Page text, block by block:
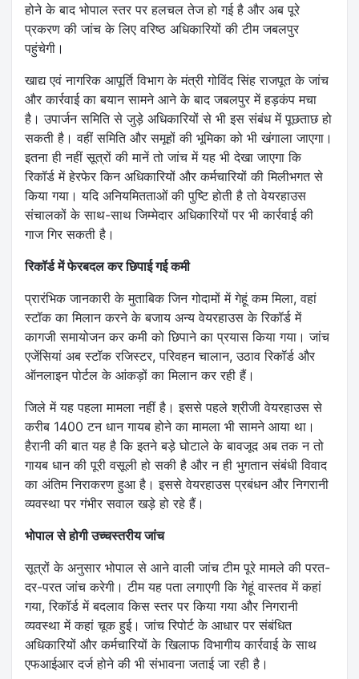
होने के बाद भोपाल स्तर पर हलचल तेज हो गई है और अब पूरे
प्रकरण की जांच के लिए वरिष्ठ अधिकारियों की टीम जबलपुर
पहुंचेगी।
खाद्य एवं नागरिक आपूर्ति विभाग के मंत्री गोविंद सिंह राजपूत के जांच
और कार्रवाई का बयान सामने आने के बाद जबलपुर में हड़कंप मचा
है। उपार्जन समिति से जुड़े अधिकारियों से भी इस संबंध में पूछताछ हो
सकती है। वहीं समिति और समूहों की भूमिका को भी खंगाला जाएगा।
इतना ही नहीं सूत्रों की मानें तो जांच में यह भी देखा जाएगा कि
रिकॉर्ड में हेरफेर किन अधिकारियों और कर्मचारियों की मिलीभगत से
किया गया। यदि अनियमितताओं की पुष्टि होती है तो वेयरहाउस
संचालकों के साथ-साथ जिम्मेदार अधिकारियों पर भी कार्रवाई की
गाज गिर सकती है।
रिकॉर्ड में फेरबदल कर छिपाई गई कमी
प्रारंभिक जानकारी के मुताबिक जिन गोदामों में गेहूं कम मिला, वहां
स्टॉक का मिलान करने के बजाय अन्य वेयरहाउस के रिकॉर्ड में
कागजी समायोजन कर कमी को छिपाने का प्रयास किया गया। जांच
एजेंसियां अब स्टॉक रजिस्टर, परिवहन चालान, उठाव रिकॉर्ड और
ऑनलाइन पोर्टल के आंकड़ों का मिलान कर रही हैं।
जिले में यह पहला मामला नहीं है। इससे पहले श्रीजी वेयरहाउस से
करीब 1400 टन धान गायब होने का मामला भी सामने आया था।
हैरानी की बात यह है कि इतने बड़े घोटाले के बावजूद अब तक न तो
गायब धान की पूरी वसूली हो सकी है और न ही भुगतान संबंधी विवाद
का अंतिम निराकरण हुआ है। इससे वेयरहाउस प्रबंधन और निगरानी
व्यवस्था पर गंभीर सवाल खड़े हो रहे हैं।
भोपाल से होगी उच्चस्तरीय जांच
सूत्रों के अनुसार भोपाल से आने वाली जांच टीम पूरे मामले की परत-
दर-परत जांच करेगी। टीम यह पता लगाएगी कि गेहूं वास्तव में कहां
गया, रिकॉर्ड में बदलाव किस स्तर पर किया गया और निगरानी
व्यवस्था में कहां चूक हुई। जांच रिपोर्ट के आधार पर संबंधित
अधिकारियों और कर्मचारियों के खिलाफ विभागीय कार्रवाई के साथ
एफआईआर दर्ज होने की भी संभावना जताई जा रही है।